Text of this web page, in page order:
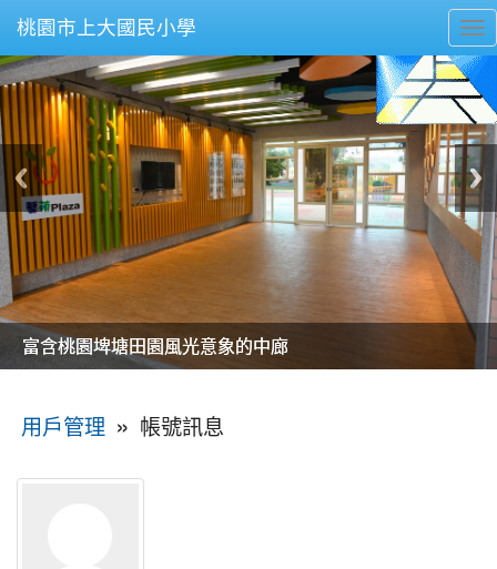
桃園市上大國民小學
美麗的操場是我們活力的來源
美麗的操場是我們活力的來源
煥然一新的小司令台
煥然一新的小司令台
富含桃園埤塘田園風光意象的中廊
富含桃園埤塘田園風光意象的中廊
嶄新的中庭廣場
嶄新的中庭廣場
水生池生生不息
水生池生生不息
用戶管理 » 帳號訊息